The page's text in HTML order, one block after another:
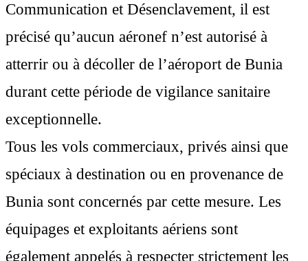
Communication et Désenclavement, il est
précisé qu’aucun aéronef n’est autorisé à
atterrir ou à décoller de l’aéroport de Bunia
durant cette période de vigilance sanitaire
exceptionnelle.
Tous les vols commerciaux, privés ainsi que
spéciaux à destination ou en provenance de
Bunia sont concernés par cette mesure. Les
équipages et exploitants aériens sont
également appelés à respecter strictement les